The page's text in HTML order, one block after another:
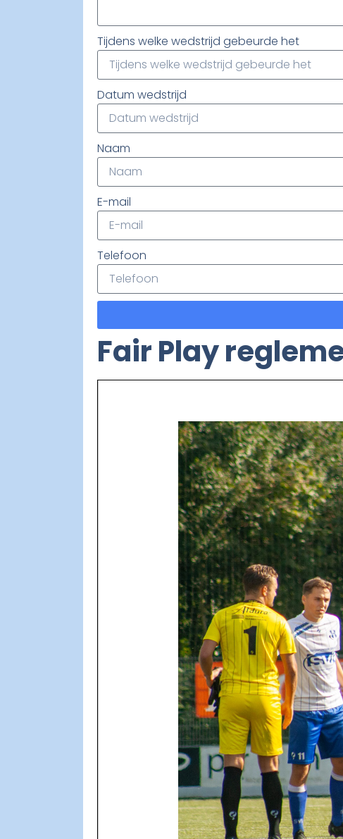
Tijdens welke wedstrijd gebeurde het
Datum wedstrijd
Naam
E-mail
Telefoon
Fair Play